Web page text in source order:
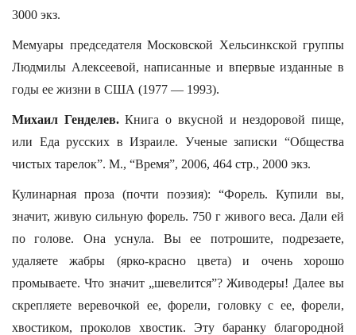
3000 экз.
Мемуары председателя Московской Хельсинкской группы
Людмилы Алексеевой, написанные и впервые изданные в
годы ее жизни в США (1977 — 1993).
Михаил Генделев.Книга о вкусной и нездоровой пище,
или Еда русских в Израиле. Ученые записки “Общества
чистых тарелок”. М., “Время”, 2006, 464 стр., 2000 экз.
Кулинарная проза (почти поэзия): “Форель. Купили вы,
значит, живую сильную форель. 750 г живого веса. Дали ей
по голове. Она уснула. Вы ее потрошите, подрезаете,
удаляете жабры (ярко-красно цвета) и очень хорошо
промываете. Что значит „шевелится”? Живодеры! Далее вы
скрепляете веревочкой ее, форели, головку с ее, форели,
хвостиком, проколов хвостик. Эту баранку благородной